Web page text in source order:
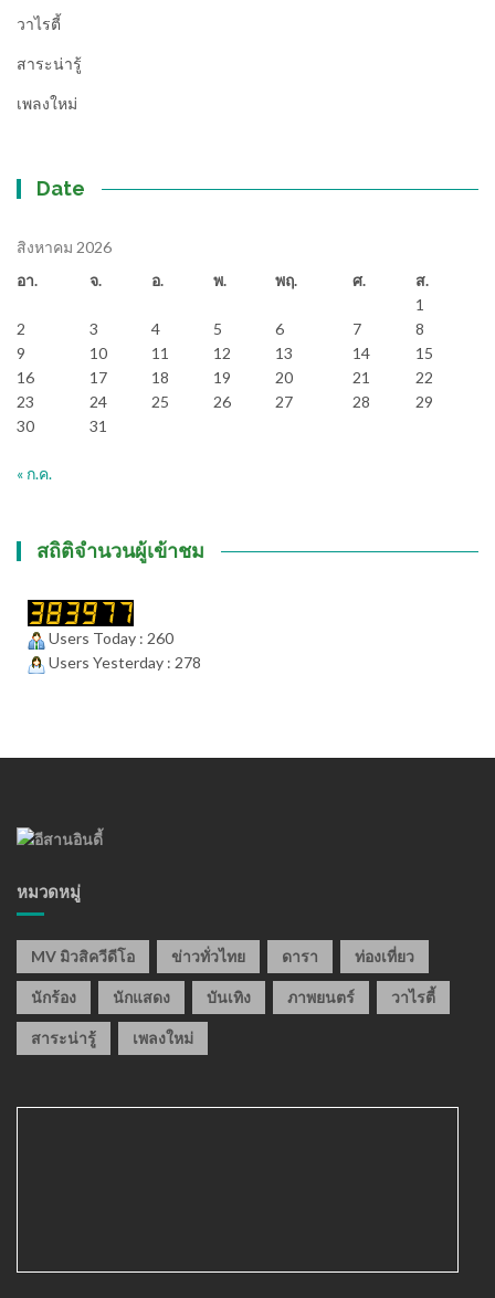
วาไรตี้
สาระน่ารู้
เพลงใหม่
Date
สิงหาคม 2026
อา.
จ. อ. พ. พฤ. ศ.
ส.
1
2
3 4 5 6 7
8
9
10 11 12 13 14
15
16
17 18 19 20 21
22
23
24 25 26 27 28
29
30
31
« ก.ค.
สถิติจำนวนผู้เข้าชม
Users Today : 260
Users Yesterday : 278
หมวดหมู่
MV มิวสิควีดีโอ ข่าวทั่วไทย ดารา ท่องเที่ยว
นักร้อง นักแสดง บันเทิง ภาพยนตร์ วาไรตี้
สาระน่ารู้ เพลงใหม่